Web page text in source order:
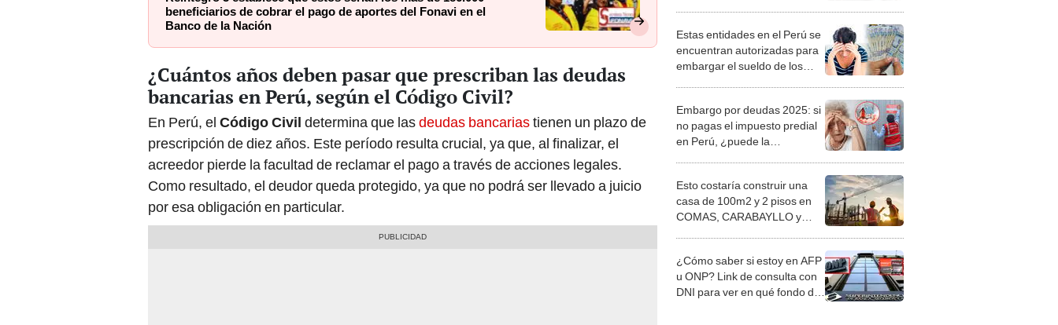
beneficiarios de cobrar el pago de aportes del Fonavi en el
Banco de la Nación
¿Cuántos años deben pasar que prescriban las deudas
bancarias en Perú, según el Código Civil?
En Perú, el Código Civil determina que lasdeudas bancariastienen un plazo de
prescripción de diez años. Este período resulta crucial, ya que, al finalizar, el
acreedor pierde la facultad de reclamar el pago a través de acciones legales.
Como resultado, el deudor queda protegido, ya que no podrá ser llevado a juicio
por esa obligación en particular.
Estas entidades en el Perú se
encuentran autorizadas para
embargar el sueldo de los
Embargo por deudas 2025: si
no pagas el impuesto predial
en Perú, ¿puede la
Esto costaría construir una
casa de 100m2 y 2 pisos en
COMAS, CARABAYLLO y
¿Cómo saber si estoy en AFP
u ONP? Link de consulta con
DNI para ver en qué fondo de